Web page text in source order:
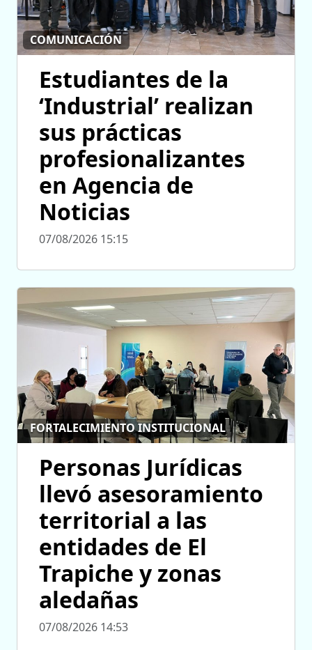
COMUNICACIÓN
Estudiantes de la
‘Industrial’ realizan
sus prácticas
profesionalizantes
en Agencia de
Noticias
07/08/2026 15:15
FORTALECIMIENTO INSTITUCIONAL
Personas Jurídicas
llevó asesoramiento
territorial a las
entidades de El
Trapiche y zonas
aledañas
07/08/2026 14:53